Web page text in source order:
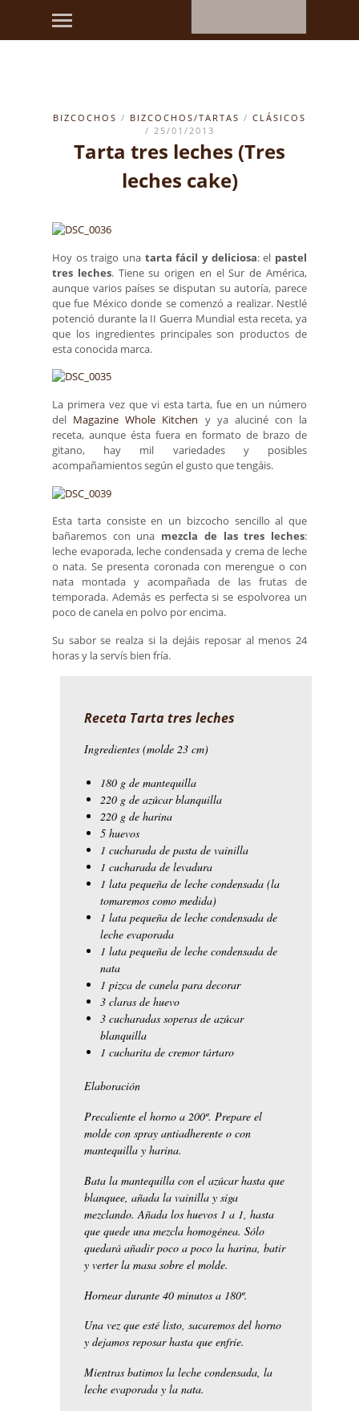
BIZCOCHOS / BIZCOCHOS/TARTAS / CLÁSICOS
/ 25/01/2013
Tarta tres leches (Tres
leches cake)
Hoy os traigo una tarta fácil y deliciosa: el pastel
tres leches. Tiene su origen en el Sur de América,
aunque varios países se disputan su autoría, parece
que fue México donde se comenzó a realizar. Nestlé
potenció durante la II Guerra Mundial esta receta, ya
que los ingredientes principales son productos de
esta conocida marca.
La primera vez que vi esta tarta, fue en un número
del Magazine Whole Kitchen y ya aluciné con la
receta, aunque ésta fuera en formato de brazo de
gitano, hay mil variedades y posibles
acompañamientos según el gusto que tengáis.
Esta tarta consiste en un bizcocho sencillo al que
bañaremos con una mezcla de las tres leches:
leche evaporada, leche condensada y crema de leche
o nata. Se presenta coronada con merengue o con
nata montada y acompañada de las frutas de
temporada. Además es perfecta si se espolvorea un
poco de canela en polvo por encima.
Su sabor se realza si la dejáis reposar al menos 24
horas y la servís bien fría.
Receta Tarta tres leches
Ingredientes (molde 23 cm)
180 g de mantequilla
220 g de azúcar blanquilla
220 g de harina
5 huevos
1 cucharada de pasta de vainilla
1 cucharada de levadura
1 lata pequeña de leche condensada (la
tomaremos como medida)
1 lata pequeña de leche condensada de
leche evaporada
1 lata pequeña de leche condensada de
nata
1 pizca de canela para decorar
3 claras de huevo
3 cucharadas soperas de azúcar
blanquilla
1 cucharita de cremor tártaro
Elaboración
Precaliente el horno a 200º. Prepare el
molde con spray antiadherente o con
mantequilla y harina.
Bata la mantequilla con el azúcar hasta que
blanquee, añada la vainilla y siga
mezclando. Añada los huevos 1 a 1, hasta
que quede una mezcla homogénea. Sólo
quedará añadir poco a poco la harina, batir
y verter la masa sobre el molde.
Hornear durante 40 minutos a 180º.
Una vez que esté listo, sacaremos del horno
y dejamos reposar hasta que enfríe.
Mientras batimos la leche condensada, la
leche evaporada y la nata.